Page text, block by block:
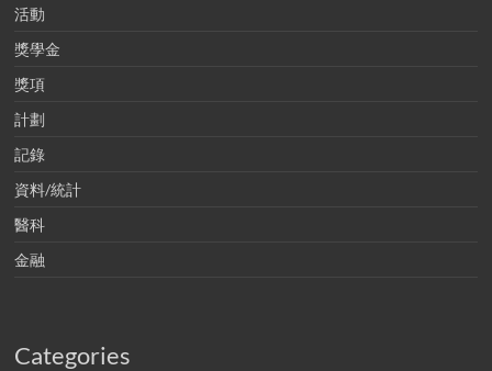
活動
獎學金
獎項
計劃
記錄
資料/統計
醫科
金融
Categories